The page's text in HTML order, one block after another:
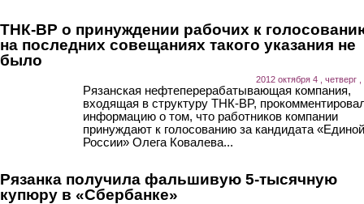
ТНК-BP о принуждении рабочих к
на последних совещаниях такого указания не
было
2012 октября 4 , четверг
Рязанская нефтеперерабатывающая компания,
входящая в структуру ТНК-BP,
информацию о том, что работников компании
принуждают к голосованию за кандидата «Единой
России» Олега Ковалева...
Рязанка получила фальшивую 5-тысячную
купюру в «Сбербанке»